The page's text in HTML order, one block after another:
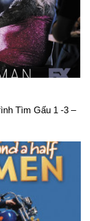
Tìm Gấu 1 -3 –